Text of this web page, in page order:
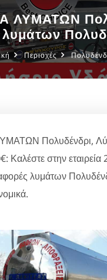
ΛΥΜΑΤΩΝ
Περιοχές
Πολυδένδρι,
Καλέστε στην
λυμάτων